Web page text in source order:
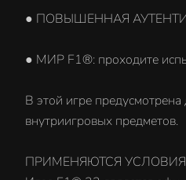
● ПОВЫШЕННАЯ
● МИР F1®: проходите
В этой игре
внутриигровых предметов.
ПРИМЕНЯЮТСЯ УСЛОВИЯ